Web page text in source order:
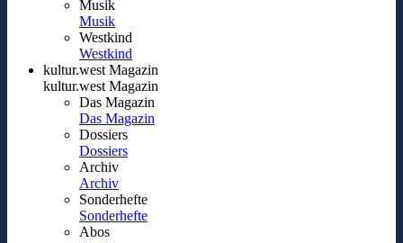
Musik
Musik
Westkind
Westkind
kultur.west Magazin
kultur.west Magazin
Das Magazin
Das Magazin
Dossiers
Dossiers
Archiv
Archiv
Sonderhefte
Sonderhefte
Abos